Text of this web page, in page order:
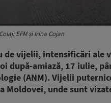
EFM și Irina Cojan
de vijelii, intensificări ale
după-amiază, 17 iulie,
(ANM). Vijelii
Moldovei, unde sunt